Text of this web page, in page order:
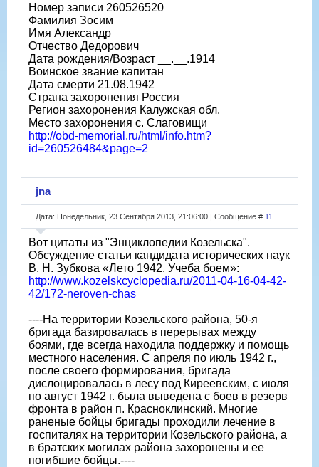
Номер записи 260526520
Фамилия Зосим
Имя Александр
Отчество Дедорович
Дата рождения/Возраст __.__.1914
Воинское звание капитан
Дата смерти 21.08.1942
Страна захоронения Россия
Регион захоронения Калужская обл.
Место захоронения с. Слаговищи
http://obd-memorial.ru/html/info.htm?
id=260526484&page=2
jna
Дата: Понедельник, 23 Сентября 2013, 21:06:00 | Сообщение # 11
Вот цитаты из "Энциклопедии Козельска".
Обсуждение статьи кандидата исторических наук
В. Н. Зубкова «Лето 1942. Учеба боем»:
http://www.kozelskcyclopedia.ru/2011-04-16-04-42-
42/172-neroven-chas
----На территории Козельского района, 50-я
бригада базировалась в перерывах между
боями, где всегда находила поддержку и помощь
местного населения. С апреля по июль 1942 г.,
после своего формирования, бригада
дислоцировалась в лесу под Киреевским, с июля
по август 1942 г. была выведена с боев в резерв
фронта в район п. Красноклинский. Многие
раненые бойцы бригады проходили лечение в
госпиталях на территории Козельского района, а
в братских могилах района захоронены и ее
погибшие бойцы.----